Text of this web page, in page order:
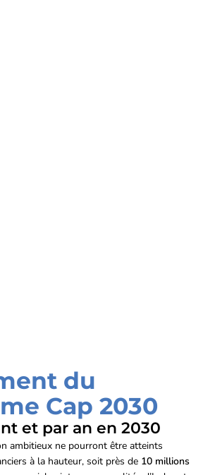
du
Cap 2030
et par an en 2030
ambitieux ne pourront être atteints
à la hauteur, soit près de 10 millions